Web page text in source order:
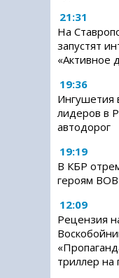
21:31
На
запустят
«Активное
19:36
Ингушетия
лидеров в
автодорог
19:19
В КБР
героям
12:09
Рецензия
триллер на